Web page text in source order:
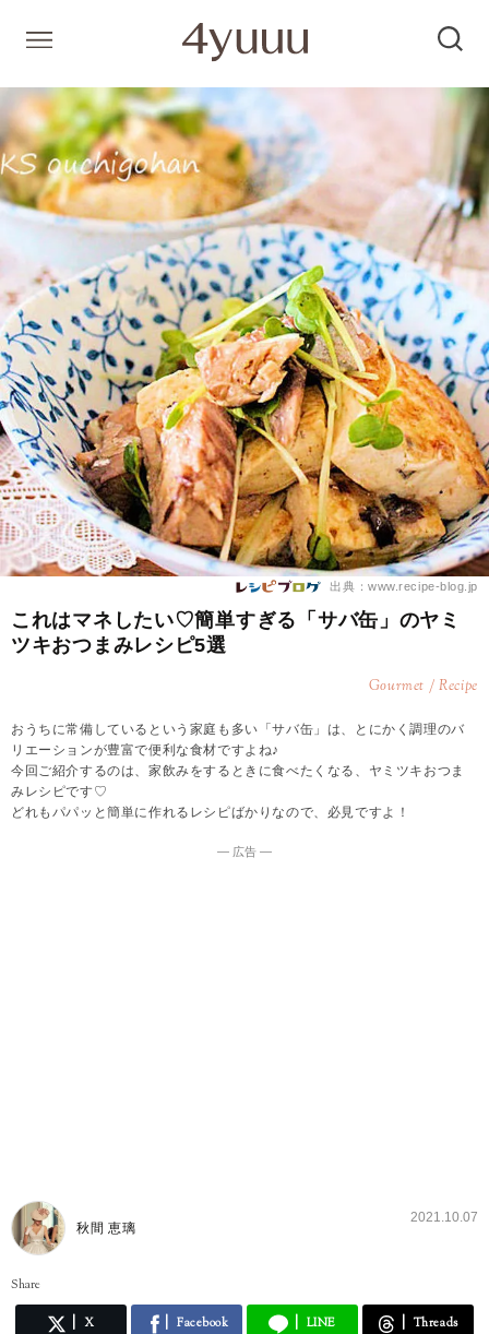
出典：www.recipe-blog.jp
これはマネしたい♡簡単すぎる「サバ缶」のヤミ
ツキおつまみレシピ5選
Gourmet / Recipe
おうちに常備しているという家庭も多い「サバ缶」は、とにかく調理のバ
リエーションが豊富で便利な食材ですよね♪
今回ご紹介するのは、家飲みをするときに食べたくなる、ヤミツキおつま
みレシピです♡
どれもパパッと簡単に作れるレシピばかりなので、必見ですよ！
― 広告 ―
秋間 恵璃
2021.10.07
Share
X Facebook LINE Threads